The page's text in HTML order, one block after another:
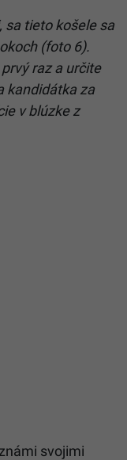
sa tieto košele sa
(foto 6).
raz a určite
kandidátka za
v blúzke z
svojimi